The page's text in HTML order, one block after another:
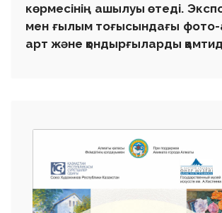
көрмесінің ашылуы өтеді.
мен ғылым тоғысындағы фото-
арт және қондырғыларды